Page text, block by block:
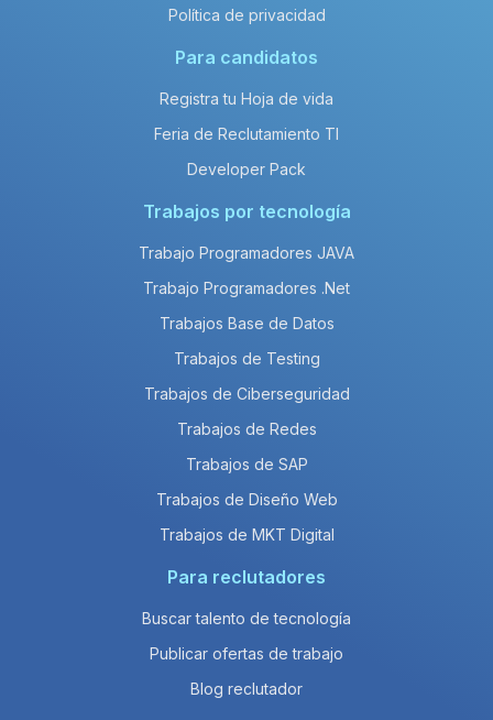
Política de privacidad
Para candidatos
Registra tu Hoja de vida
Feria de Reclutamiento TI
Developer Pack
Trabajos por tecnología
Trabajo Programadores JAVA
Trabajo Programadores .Net
Trabajos Base de Datos
Trabajos de Testing
Trabajos de Ciberseguridad
Trabajos de Redes
Trabajos de SAP
Trabajos de Diseño Web
Trabajos de MKT Digital
Para reclutadores
Buscar talento de tecnología
Publicar ofertas de trabajo
Blog reclutador